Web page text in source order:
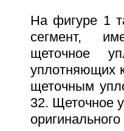
На фигуре 1
сегмент,
щеточное
уплотняющих
щеточным
32. Щеточное